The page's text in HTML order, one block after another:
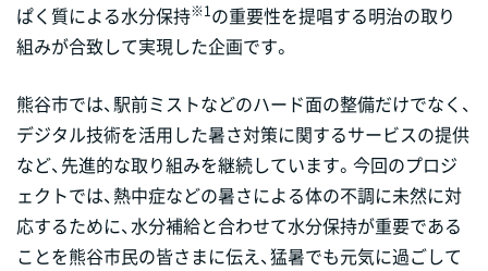
ぱく質による水分保持※1の重要性を提唱する明治の取り
組みが合致して実現した企画です。
熊谷市では、駅前ミストなどのハード面の整備だけでなく、
デジタル技術を活用した暑さ対策に関するサービスの提供
など、先進的な取り組みを継続しています。今回のプロジ
ェクトでは、熱中症などの暑さによる体の不調に未然に対
応するために、水分補給と合わせて水分保持が重要である
ことを熊谷市民の皆さまに伝え、猛暑でも元気に過ごして